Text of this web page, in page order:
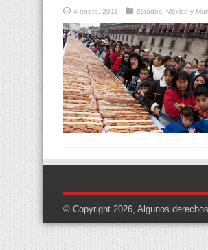
4 enero, 2011 Estados México y
© Copyright 2026, Algunos